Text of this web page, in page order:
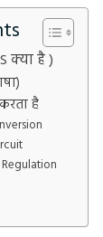
क्‍या है )
है